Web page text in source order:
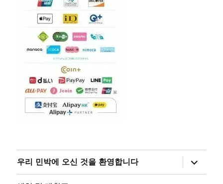
우리 민박에 오신 것을 환영합니다
하
위
메